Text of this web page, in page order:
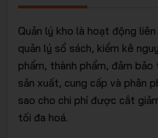
-
Quản lý kho là hoạt động
quản lý sổ sách, kiểm kê
phẩm, thành phẩm, đảm
sản xuất, cung cấp và phân
sao cho chi phí được cắt
tối đa hoá.